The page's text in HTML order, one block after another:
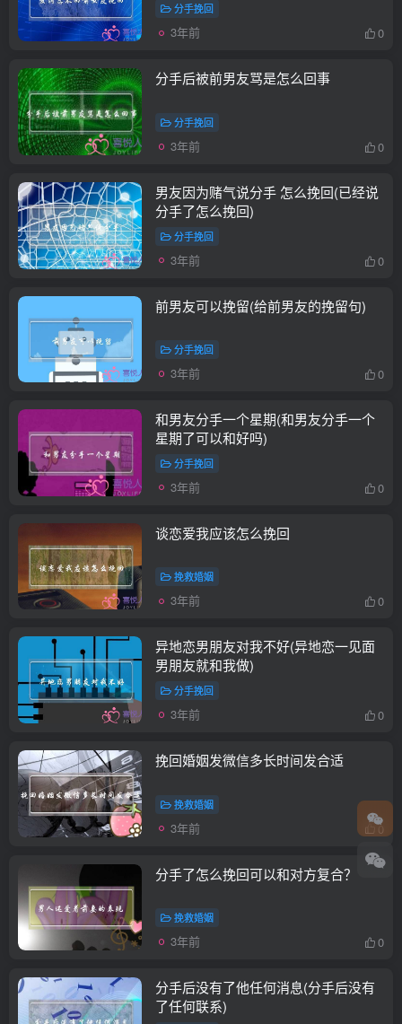
分手挽回
3年前 0
分手后被前男友骂是怎么回事
分手挽回
3年前 0
男友因为赌气说分手 怎么挽回(已经说
分手了怎么挽回)
分手挽回
3年前 0
前男友可以挽留(给前男友的挽留句)
分手挽回
3年前 0
和男友分手一个星期(和男友分手一个
星期了可以和好吗)
分手挽回
3年前 0
谈恋爱我应该怎么挽回
挽救婚姻
3年前 0
异地恋男朋友对我不好(异地恋一见面
男朋友就和我做)
分手挽回
3年前 0
挽回婚姻发微信多长时间发合适
挽救婚姻
3年前 0
分手了怎么挽回可以和对方复合？
挽救婚姻
3年前 0
分手后没有了他任何消息(分手后没有
了任何联系)